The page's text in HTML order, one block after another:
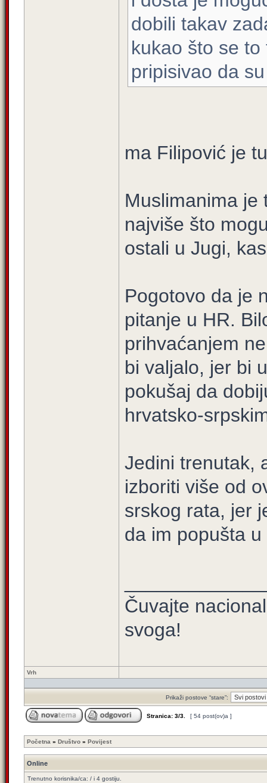
dobili takav
kukao što se
pripisivao da
ma Filipović je
Muslimanima je
najviše što
ostali u Jugi,
Pogotovo da je
pitanje u HR.
prihvaćanjem
bi valjalo, jer bi
pokušaj da
hrvatsko-
Jedini trenutak,
izboriti više od
srskog rata, jer
da im popušta
Čuvajte
svoga!
Vrh
Prikaži postove “stare”:
Stranica: 3/3 [ 54 post(ov)a ]
Početna » Društvo » Povijest
Online
Trenutno korisnika/ca: / i 4 gostiju.